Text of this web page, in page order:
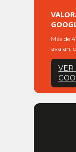
Más de
avalan,
VER